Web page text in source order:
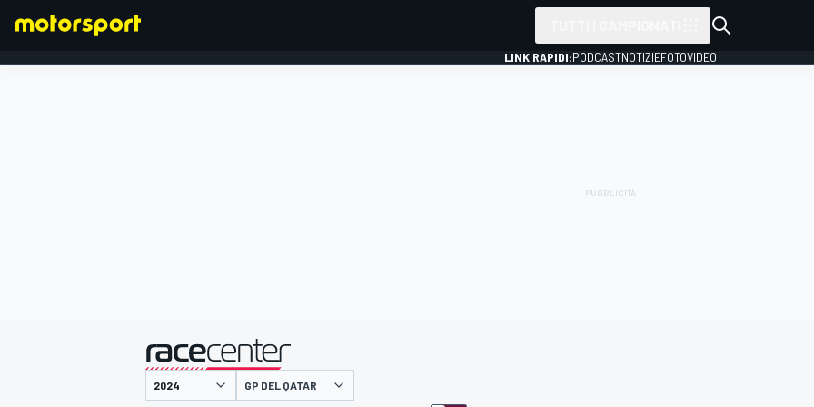
LINK RAPIDI:PODCASTNOTIZIEFOTOVIDEO
presentato da
GP DEL QATAR